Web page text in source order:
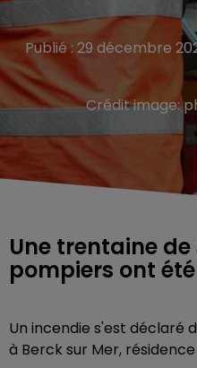
Publié : 29 décembre
Crédit image:
Une trentaine
pompiers ont
Un incendie s'est déclaré
à Berck sur Mer,